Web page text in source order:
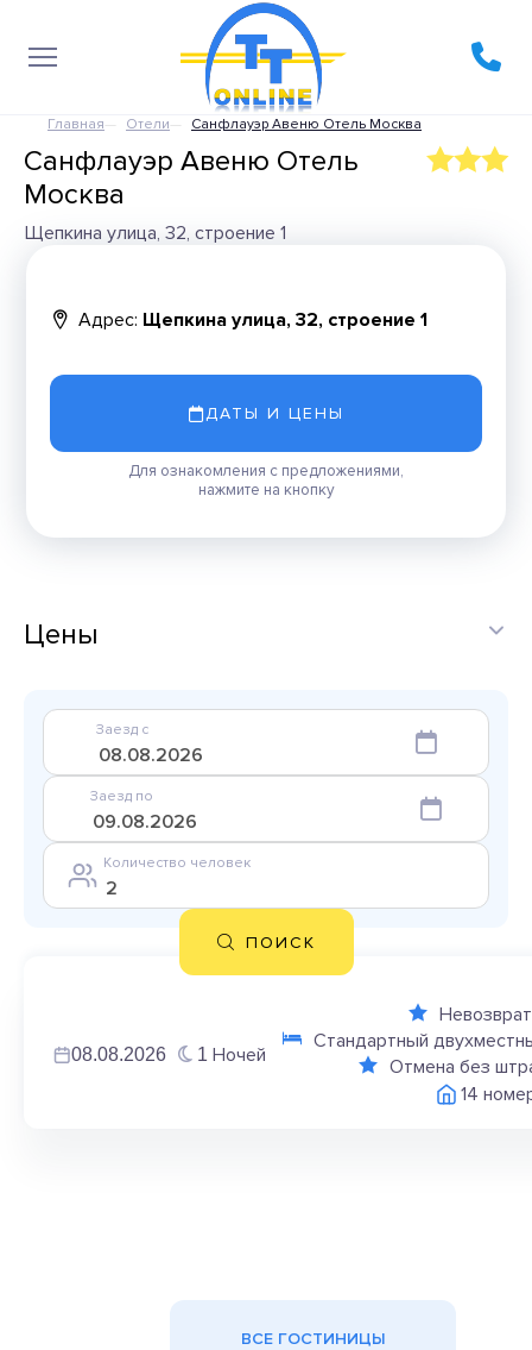
Главная Отели Санфлауэр Авеню Отель Москва
Санфлауэр Авеню Отель
Москва
Щепкина улица, 32, строение 1
Адрес: Щепкина улица, 32, строение 1
ДАТЫ И ЦЕНЫ
Для ознакомления с предложениями,
нажмите на кнопку
Цены
Заезд с
Заезд по
Количество человек
ПОИСК
08.08.2026 1 Ночей
Стандартный
Отмена без
14
ВСЕ ГОСТИНИЦЫ